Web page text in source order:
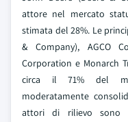
attore nel mercato
stimata del 28%. Le
& Company), AGCO
Corporation e Monarch
circa il 71% del
moderatamente
attori di rilievo sono